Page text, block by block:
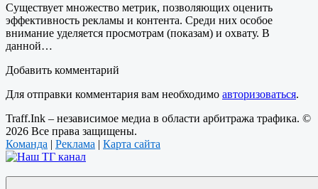
Существует множество метрик, позволяющих оценить
эффективность рекламы и контента. Среди них особое
внимание уделяется просмотрам (показам) и охвату. В
данной…
Добавить комментарий
Для отправки комментария вам необходимо авторизоваться.
Traff.Ink – независимое медиа в области арбитража трафика. ©
2026 Все права защищены.
Команда | Реклама | Карта сайта